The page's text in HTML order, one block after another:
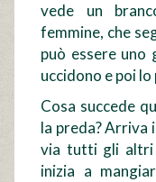
vede un
femmine, che
può essere uno
uccidono e poi
Cosa succede
la preda? Arriva
via tutti gli altri
inizia a